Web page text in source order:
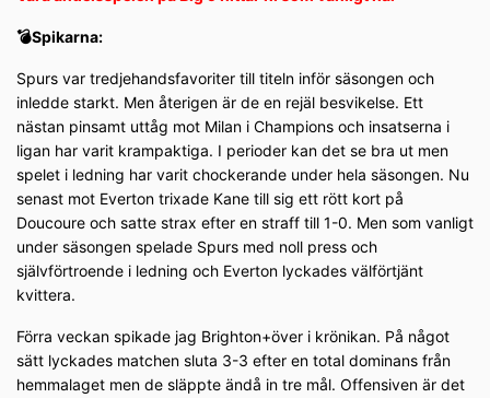
💣Spikarna:
Spurs var tredjehandsfavoriter till titeln inför säsongen och
inledde starkt. Men återigen är de en rejäl besvikelse. Ett
nästan pinsamt uttåg mot Milan i Champions och insatserna i
ligan har varit krampaktiga. I perioder kan det se bra ut men
spelet i ledning har varit chockerande under hela säsongen. Nu
senast mot Everton trixade Kane till sig ett rött kort på
Doucoure och satte strax efter en straff till 1-0. Men som vanligt
under säsongen spelade Spurs med noll press och
självförtroende i ledning och Everton lyckades välförtjänt
kvittera.
Förra veckan spikade jag Brighton+över i krönikan. På något
sätt lyckades matchen sluta 3-3 efter en total dominans från
hemmalaget men de släppte ändå in tre mål. Offensiven är det